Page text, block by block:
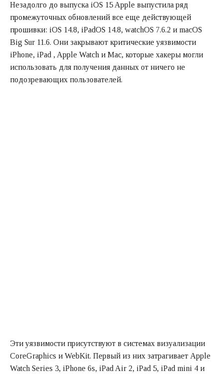
Незадолго до выпуска iOS 15 Apple выпустила ряд
промежуточных обновлений все еще действующей
прошивки: iOS 14.8, iPadOS 14.8, watchOS 7.6.2 и macOS
Big Sur 11.6. Они закрывают критические уязвимости
iPhone, iPad , Apple Watch и Mac, которые хакеры могли
использовать для получения данных от ничего не
подозревающих пользователей.
Эти уязвимости присутствуют в системах визуализации
CoreGraphics и WebKit. Первый из них затрагивает Apple
Watch Series 3, iPhone 6s, iPad Air 2, iPad 5, iPad mini 4 и